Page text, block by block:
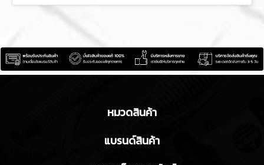
หมวดสินค้า
แบรนด์สินค้า